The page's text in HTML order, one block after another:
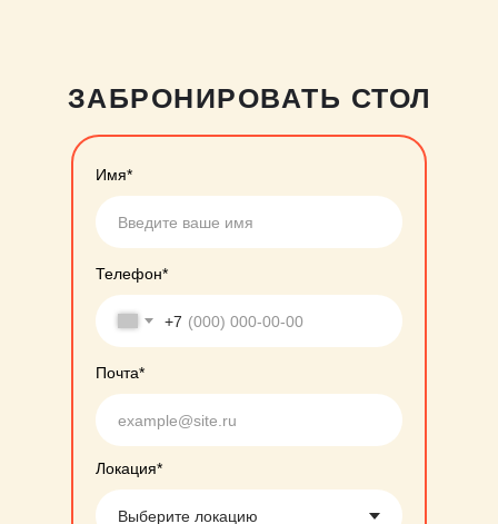
ЗАБРОНИРОВАТЬ СТОЛ
Имя*
Телефон*
+7
Почта*
Локация*